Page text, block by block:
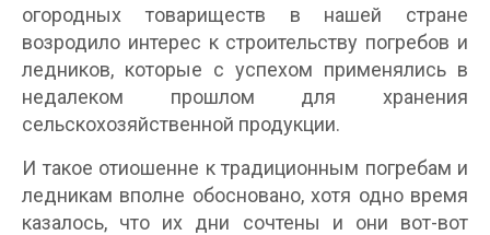
огородных товариществ в нашей стране
возродило интерес к строительству погребов и
ледников, которые с успехом применялись в
недалеком прошлом для хранения
сельскохозяйственной продукции.
И такое отиошенне к традиционным погребам и
ледникам вполне обосновано, хотя одно время
казалось, что их дни сочтены и они вот-вот